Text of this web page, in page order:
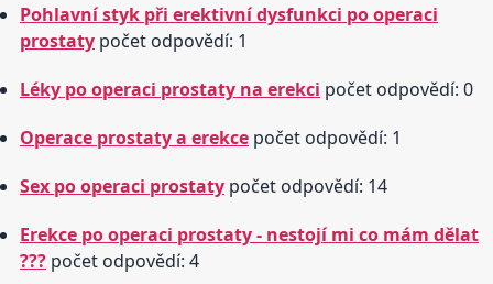
Pohlavní styk při erektivní dysfunkci po operaci
prostaty počet odpovědí: 1
Léky po operaci prostaty na erekci počet odpovědí: 0
Operace prostaty a erekce počet odpovědí: 1
Sex po operaci prostaty počet odpovědí: 14
Erekce po operaci prostaty - nestojí mi co mám dělat
??? počet odpovědí: 4